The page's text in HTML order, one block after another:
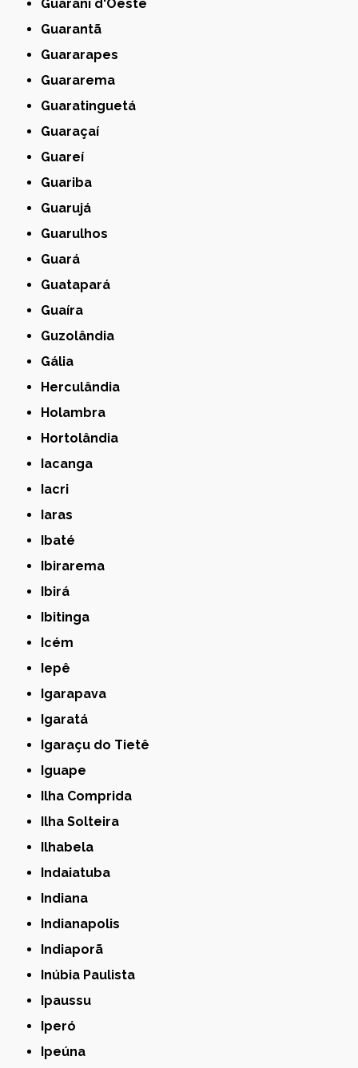
Guarani d'Oeste
Guarantã
Guararapes
Guararema
Guaratinguetá
Guaraçaí
Guareí
Guariba
Guarujá
Guarulhos
Guará
Guatapará
Guaíra
Guzolândia
Gália
Herculândia
Holambra
Hortolândia
Iacanga
Iacri
Iaras
Ibaté
Ibirarema
Ibirá
Ibitinga
Icém
Iepê
Igarapava
Igaratá
Igaraçu do Tietê
Iguape
Ilha Comprida
Ilha Solteira
Ilhabela
Indaiatuba
Indiana
Indianapolis
Indiaporã
Inúbia Paulista
Ipaussu
Iperó
Ipeúna